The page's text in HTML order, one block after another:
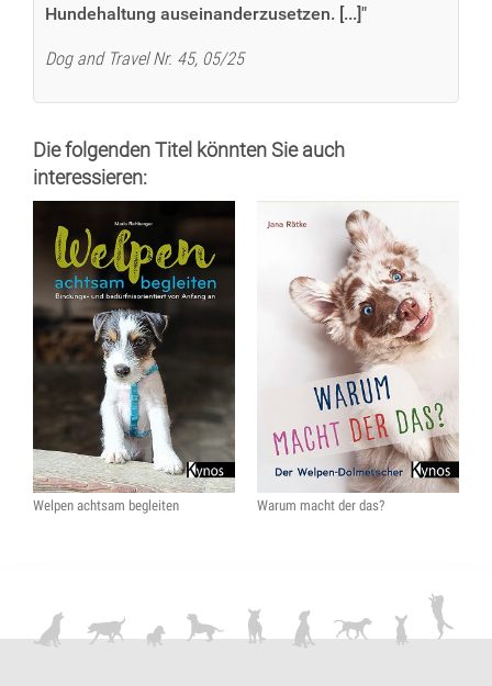
Hundehaltung auseinanderzusetzen. [...]"
Dog and Travel Nr. 45, 05/25
Die folgenden Titel könnten Sie auch
interessieren:
Welpen achtsam begleiten Warum macht der das?